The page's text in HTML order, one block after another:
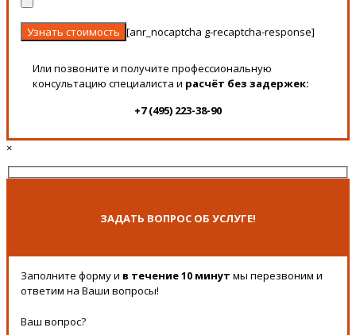
[anr_nocaptcha g-recaptcha-response]
Или позвоните и получите профессиональную
консультацию специалиста и расчёт без задержек:
+7 (495) 223-38-90
×
ЗАДАТЬ ВОПРОС ОБ УСЛУГЕ!
Заполните форму и в течение 10 минут мы перезвоним и
ответим на Ваши вопросы!
Ваш вопрос?